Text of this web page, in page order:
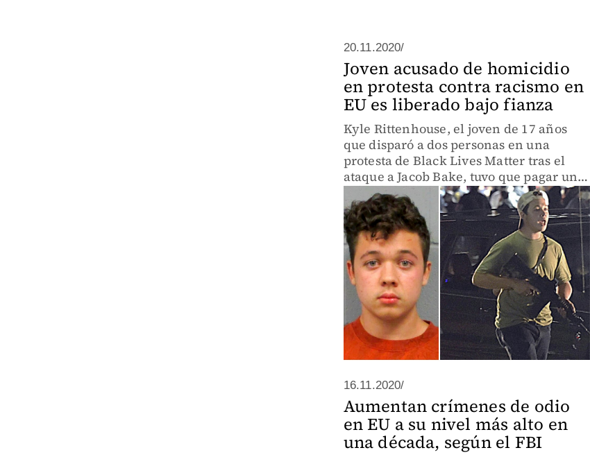
20.11.2020/
Joven acusado de homicidio
en protesta contra racismo en
EU es liberado bajo fianza
Kyle Rittenhouse, el joven de 17 años
que disparó a dos personas en una
protesta de Black Lives Matter tras el
ataque a Jacob Bake, tuvo que pagar una
fianza de dos millones de dólares debido
a que representa un riesgo de fuga.
16.11.2020/
Aumentan crímenes de odio
en EU a su nivel más alto en
una década, según el FBI